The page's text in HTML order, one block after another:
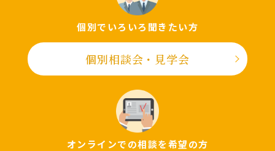
個別でいろいろ聞きたい⽅
個別相談会・⾒学会
オンラインでの相談を希望の⽅